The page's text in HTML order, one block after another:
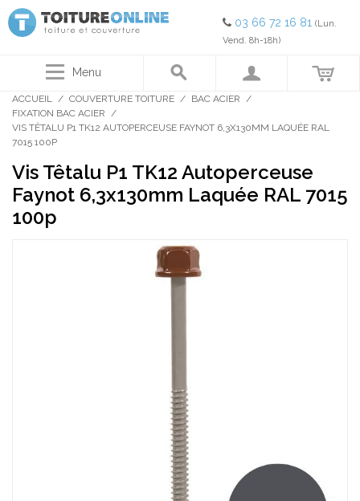
03 66 72 16 81 (Lun.
Vend. 8h-18h)
Menu
ACCUEIL / COUVERTURE TOITURE / BAC ACIER /
FIXATION BAC ACIER /
VIS TÊTALU P1 TK12 AUTOPERCEUSE FAYNOT 6,3X130MM LAQUÉE RAL
7015 100P
Vis Têtalu P1 TK12 Autoperceuse
Faynot 6,3x130mm Laquée RAL 7015
100p